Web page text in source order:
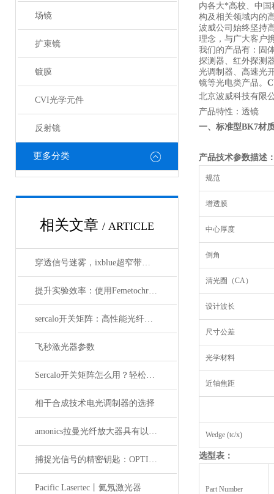
场镜
扩束镜
镀膜
CVI光学元件
反射镜
更多分类
相关文章 / ARTICLE
穿透信号迷雾，ixblue超窄带宽滤波器如何重塑精密光学通信边界
提升实验效率：使用Femetochrome快速扫描自相关仪的优势
sercalo开关矩阵：高性能光纤连接的革新者
飞秒激光器参数
Sercalo开关矩阵怎么用？轻松实现光路智能切换
相干合成技术电光调制器的选择
amonics拉曼光纤放大器具有以下四大优点
捕捉光信号的精密钥匙：OPTILAB光电探测器解析
Pacific Lasertec丨氦氖激光器
内各大*高校、中
构及相关领域内的
波威公司始终坚持
理念，与广大客户
我们的产品有：固
探测器、红外探测
光调制器、高速光
镜等光电类产品。
北京波威科技有限
产品特性：透
一、标准型BK7材
产品技术参数描述
规范
增透膜
中心厚度
倒角
清光圈（CA）
设计波长
尺寸公差
光学材料
近轴焦距
Wedge (tc/x)
选型表：
Part Number